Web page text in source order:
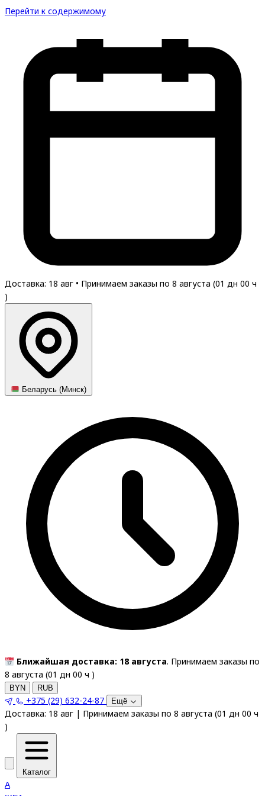
Перейти к содержимому
Доставка: 18 авг • Принимаем заказы по 8 августа (01 дн 00 ч
)
Беларусь (Минск)
Ближайшая доставка: 18 августа. Принимаем заказы по
8 августа (01 дн 00 ч )
BYN RUB
+375 (29) 632-24-87 Ещё
Доставка: 18 авг | Принимаем заказы по 8 августа (01 дн 00 ч
)
Каталог
A